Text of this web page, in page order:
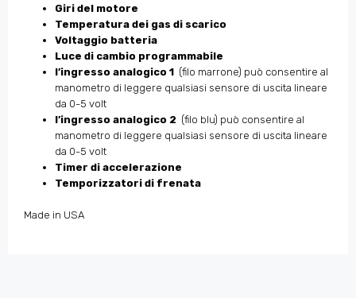
Giri del motore
Temperatura dei gas di scarico
Voltaggio batteria
Luce di cambio programmabile
l’ingresso analogico 1 (filo marrone) può consentire al
manometro di leggere qualsiasi sensore di uscita lineare
da 0-5 volt
l’ingresso analogico 2 (filo blu) può consentire al
manometro di leggere qualsiasi sensore di uscita lineare
da 0-5 volt
Timer di accelerazione
Temporizzatori di frenata
Made in USA